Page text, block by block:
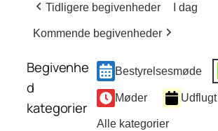
Tidligere begivenheder I dag
Kommende begivenheder
Begivenhe
d
kategorier
Bestyrelsesmøde
Møder Udflugt
Alle kategorier